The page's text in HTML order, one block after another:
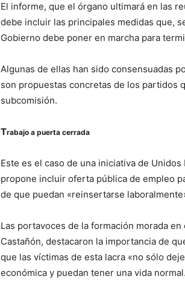
El informe, que el órgano ultimará en las
debe incluir las principales medidas que,
Gobierno debe poner en marcha para
Algunas de ellas han sido consensuadas
son propuestas concretas de los partidos
subcomisión.
Trabajo a puerta cerrada
Este es el caso de una iniciativa de
propone incluir oferta pública de empleo
de que puedan «reinsertarse
Las portavoces de la formación morada
Castañón, destacaron la importancia de
que las víctimas de esta lacra «no sólo
económica y puedan tener una vida normal.